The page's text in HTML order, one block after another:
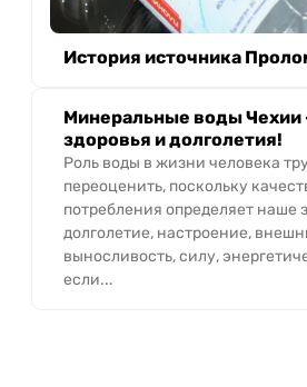
История источника
Минеральные воды Чехии
здоровья и долголетия!
Роль воды в жизни человека
переоценить, поскольку
потребления определяет наше
долголетие, настроение,
выносливость, силу,
если...